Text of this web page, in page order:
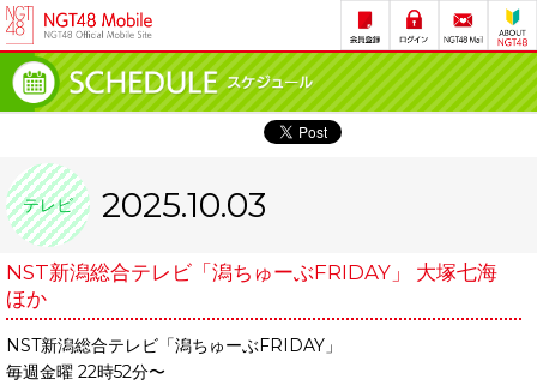
テレビ 2025.10.03
NST新潟総合テレビ「潟ちゅーぶFRIDAY」 大塚七海
ほか
NST新潟総合テレビ「潟ちゅーぶFRIDAY」
毎週金曜 22時52分〜